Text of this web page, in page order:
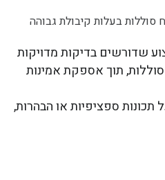
סוללות בעלות קיבולת גבוהה
שדורשים בדיקות מדויקות
תוך אספקת אמינות
ספציפיות או הבהרות,